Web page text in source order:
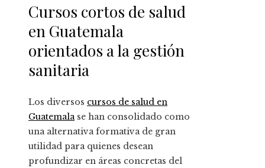
Cursos cortos de salud
en Guatemala
orientados a la gestión
sanitaria
Los diversos cursos de salud en
Guatemalase han consolidado como
una alternativa formativa de gran
utilidad para quienes desean
profundizar en áreas concretas del